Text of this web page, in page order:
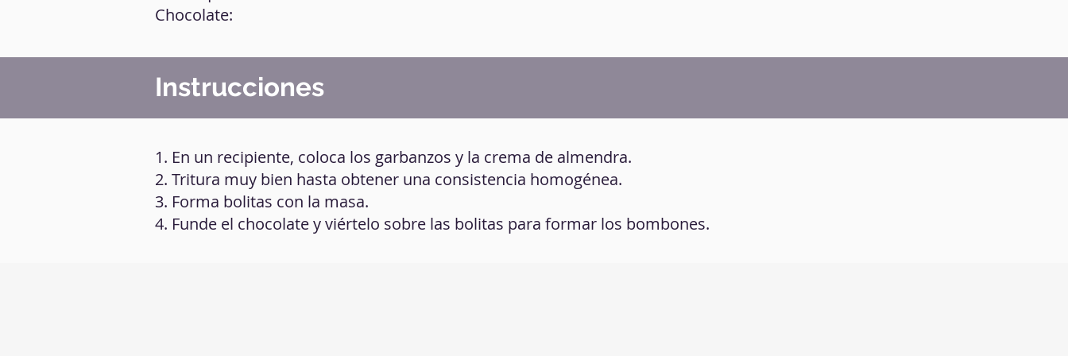
Chocolate:
Instrucciones
1. En un recipiente, coloca los garbanzos y la crema de almendra.
2. Tritura muy bien hasta obtener una consistencia homogénea.
3. Forma bolitas con la masa.
4. Funde el chocolate y viértelo sobre las bolitas para formar los bombones.